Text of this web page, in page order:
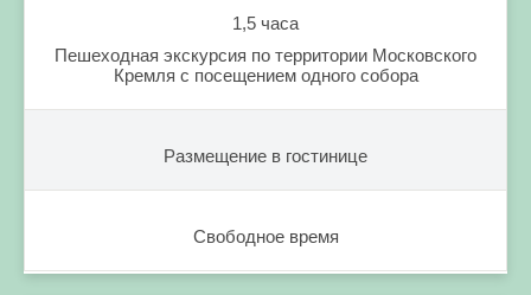
1,5 часа
Пешеходная экскурсия по территории Московского
Кремля с посещением одного собора
Размещение в гостинице
Свободное время